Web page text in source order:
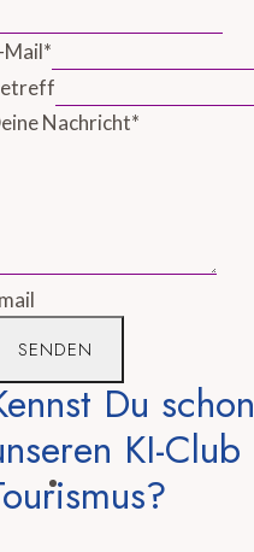
Mail*
Nachricht*
SENDEN
Du schon
KI-Club